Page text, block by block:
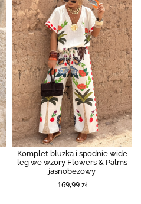
Komplet bluzka i spodnie wide
leg we wzory Flowers & Palms
jasnobeżowy
169,99 zł